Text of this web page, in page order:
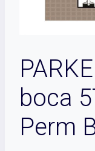
boca
Perm